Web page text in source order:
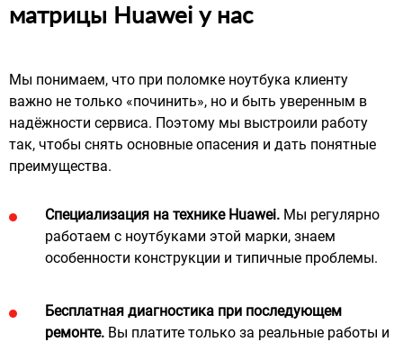
матрицы Huawei у нас
Мы понимаем, что при поломке ноутбука клиенту
важно не только «починить», но и быть уверенным в
надёжности сервиса. Поэтому мы выстроили работу
так, чтобы снять основные опасения и дать понятные
преимущества.
Специализация на технике Huawei. Мы регулярно
работаем с ноутбуками этой марки, знаем
особенности конструкции и типичные проблемы.
Бесплатная диагностика при последующем
ремонте. Вы платите только за реальные работы и